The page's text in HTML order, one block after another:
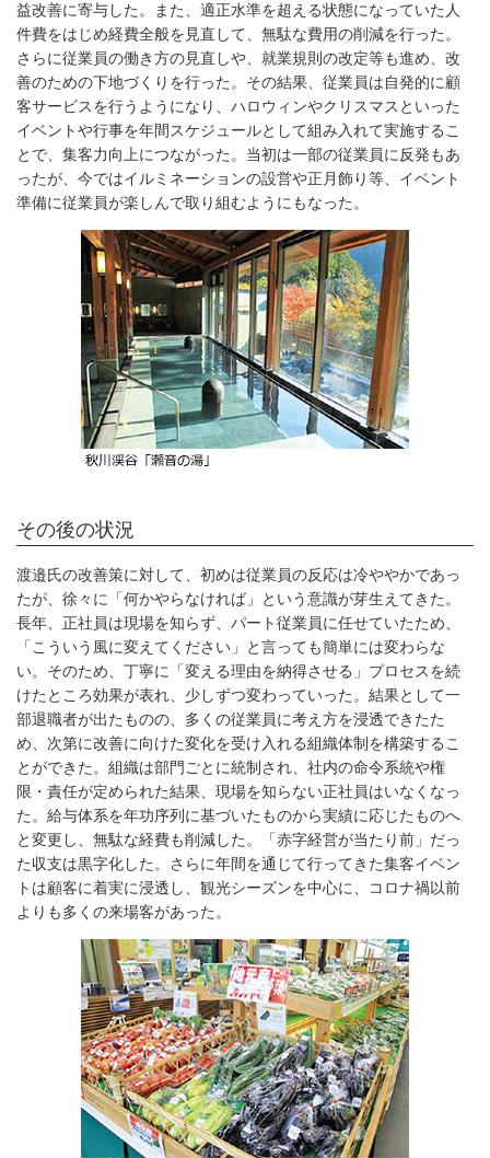
益改善に寄与した。また、適正水準を超える状態になっていた人
件費をはじめ経費全般を見直して、無駄な費用の削減を行った。
さらに従業員の働き方の見直しや、就業規則の改定等も進め、改
善のための下地づくりを行った。その結果、従業員は自発的に顧
客サービスを行うようになり、ハロウィンやクリスマスといった
イベントや行事を年間スケジュールとして組み入れて実施するこ
とで、集客力向上につながった。当初は一部の従業員に反発もあ
ったが、今ではイルミネーションの設営や正月飾り等、イベント
準備に従業員が楽しんで取り組むようにもなった。
その後の状況
渡邉氏の改善策に対して、初めは従業員の反応は冷ややかであっ
たが、徐々に「何かやらなければ」という意識が芽生えてきた。
長年、正社員は現場を知らず、パート従業員に任せていたため、
「こういう風に変えてください」と言っても簡単には変わらな
い。そのため、丁寧に「変える理由を納得させる」プロセスを続
けたところ効果が表れ、少しずつ変わっていった。結果として一
部退職者が出たものの、多くの従業員に考え方を浸透できたた
め、次第に改善に向けた変化を受け入れる組織体制を構築するこ
とができた。組織は部門ごとに統制され、社内の命令系統や権
限・責任が定められた結果、現場を知らない正社員はいなくなっ
た。給与体系を年功序列に基づいたものから実績に応じたものへ
と変更し、無駄な経費も削減した。「赤字経営が当たり前」だっ
た収支は黒字化した。さらに年間を通じて行ってきた集客イベン
トは顧客に着実に浸透し、観光シーズンを中心に、コロナ禍以前
よりも多くの来場客があった。